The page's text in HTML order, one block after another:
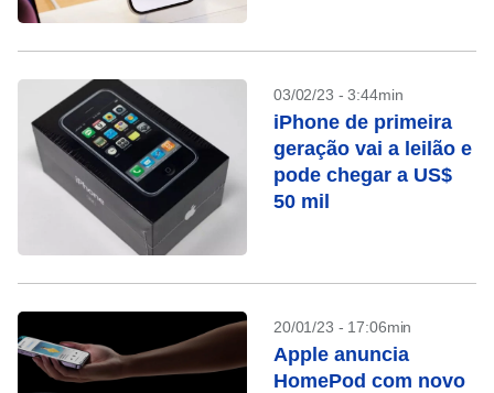
03/02/23 - 3:44min
iPhone de primeira
geração vai a leilão e
pode chegar a US$
50 mil
20/01/23 - 17:06min
Apple anuncia
HomePod com novo